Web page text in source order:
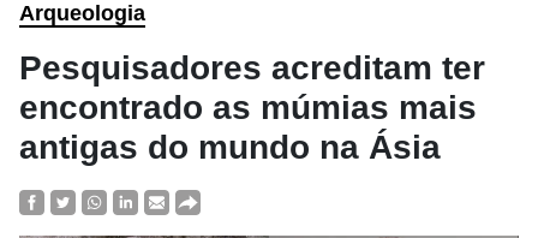
Arqueologia
Pesquisadores acreditam ter
encontrado as múmias mais
antigas do mundo na Ásia